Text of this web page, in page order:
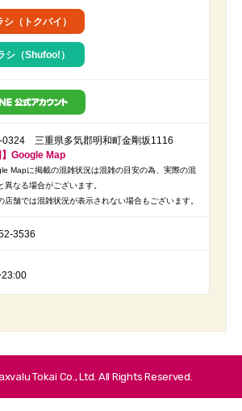
シ（トクバイ）
シ（Shufoo!）
0324 三重県多気郡明和町金剛坂1116
】Google Map
Mapに掲載の混雑状況は混雑の目安の為、実際の混
異なる場合がございます。
店舗では混雑状況が表示されない場合もございます。
3536
Tokai Co., Ltd. All Rights Reserved.